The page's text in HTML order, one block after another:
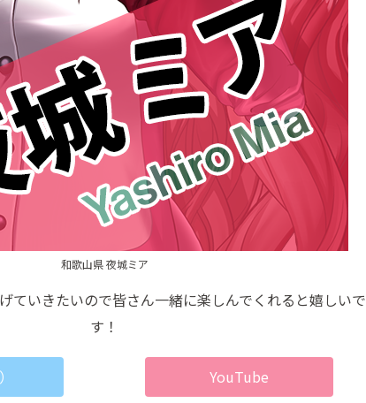
和歌山県 夜城ミア
ていきたいので皆さん一緒に楽しんでくれると嬉しいで
す！
YouTube